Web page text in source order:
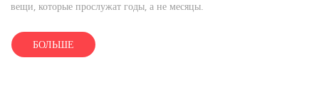
вещи, которые прослужат годы, а не месяцы.
БОЛЬШЕ